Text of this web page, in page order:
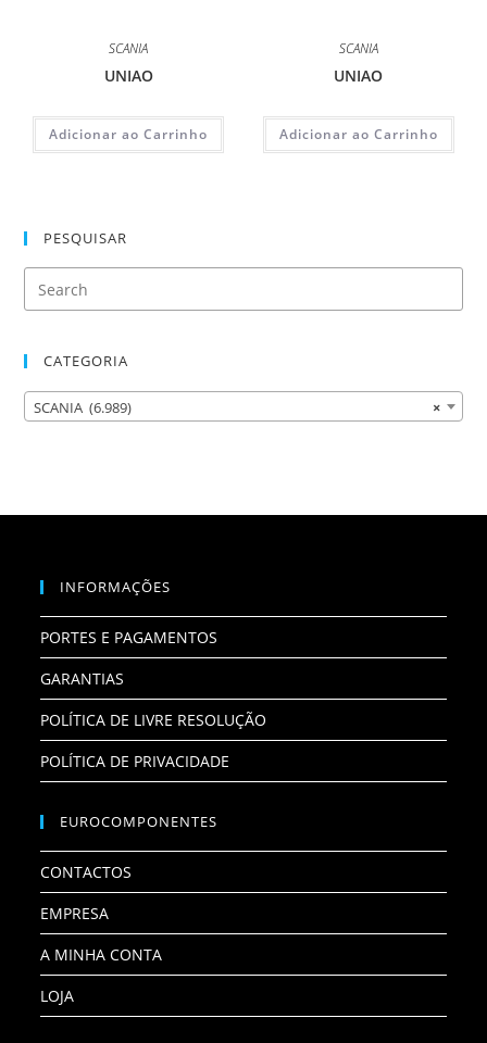
SCANIA
UNIAO
Adicionar ao Carrinho
SCANIA
UNIAO
Adicionar ao Carrinho
PESQUISAR
CATEGORIA
×
SCANIA (6.989)
INFORMAÇÕES
PORTES E PAGAMENTOS
GARANTIAS
POLÍTICA DE LIVRE RESOLUÇÃO
POLÍTICA DE PRIVACIDADE
EUROCOMPONENTES
CONTACTOS
EMPRESA
A MINHA CONTA
LOJA